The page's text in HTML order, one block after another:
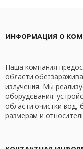
ИНФОРМАЦИЯ О
Наша компания
области
излучения. Мы
оборудования:
области очистки вод,
размерам и